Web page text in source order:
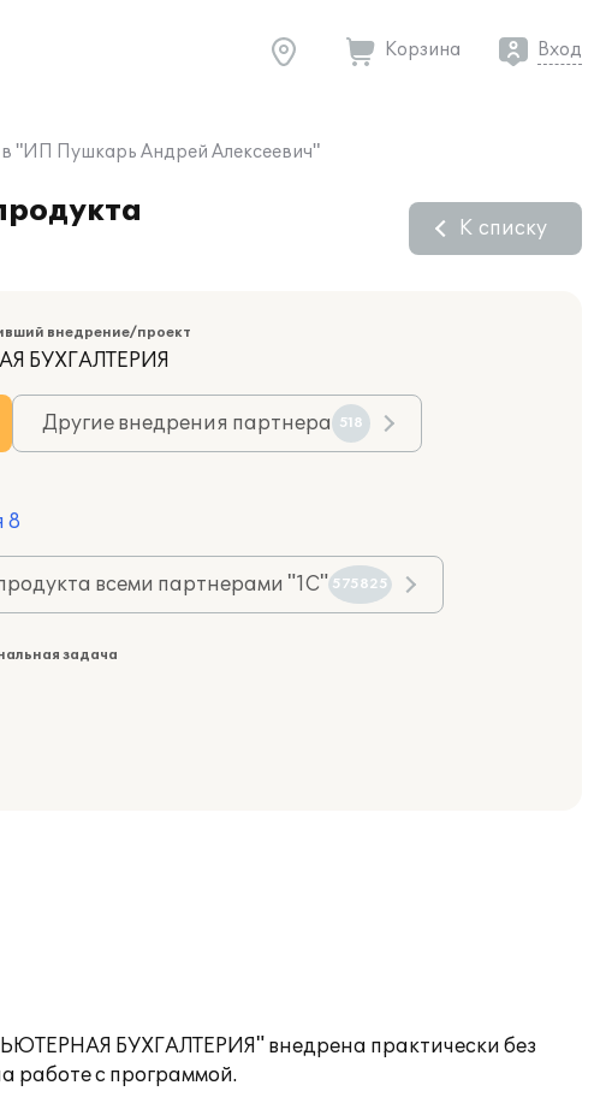
Корзина Вход
в "ИП Пушкарь Андрей Алексеевич"
К списку
внедрение/проект
БУХГАЛТЕРИЯ
Другие внедрения партнера 518
8
всеми партнерами "1С" 575825
задача
БУХГАЛТЕРИЯ" внедрена практически без
работе с программой.